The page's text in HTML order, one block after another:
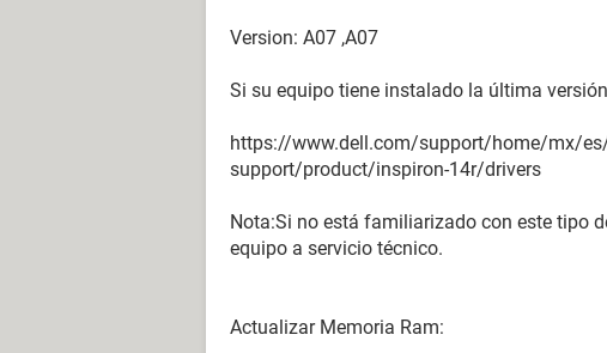
Version: A07 ,A07
Si su equipo tiene instalado la última
https://www.dell.com/support/home/mx/
support/product/inspiron-14r/drivers
Nota:Si no está familiarizado con este tipo
equipo a servicio técnico.
Actualizar Memoria Ram: